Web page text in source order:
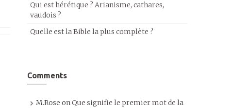
Qui est hérétique ? Arianisme, cathares,
vaudois ?
Quelle est la Bible la plus complète ?
Comments
M.Rose onQue signifie le premier mot de la